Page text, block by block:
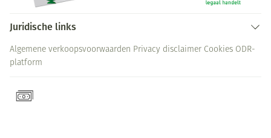
Juridische links
Algemene verkoopsvoorwaarden Privacy disclaimer Cookies ODR-
platform